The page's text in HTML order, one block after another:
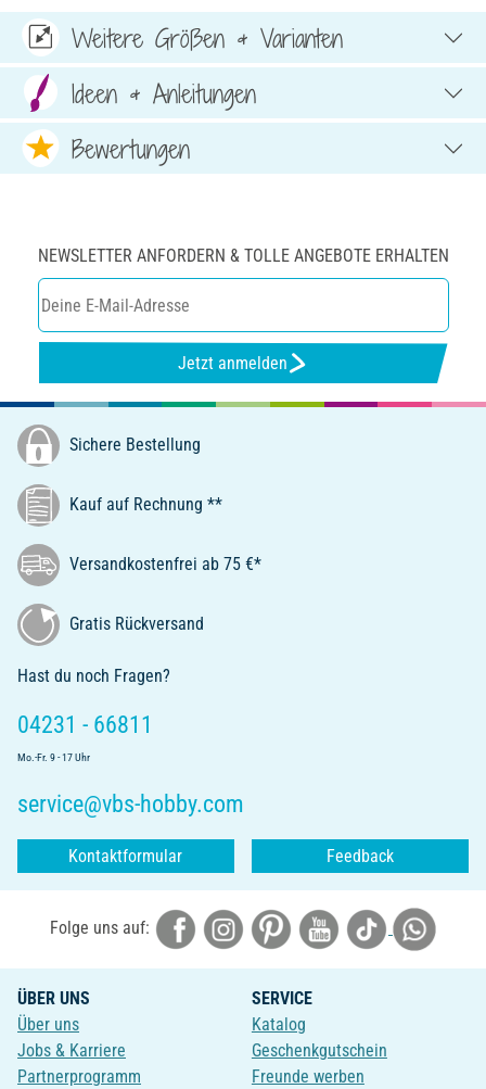
Weitere Größen & Varianten
Ideen & Anleitungen
Bewertungen
NEWSLETTER ANFORDERN & TOLLE ANGEBOTE ERHALTEN
Jetzt anmelden
Sichere Bestellung
Kauf auf Rechnung **
Versandkostenfrei ab 75 €*
Gratis Rückversand
Hast du noch Fragen?
04231 - 66811
Mo.-Fr. 9 - 17 Uhr
service@vbs-hobby.com
Kontaktformular Feedback
Folge uns auf:
ÜBER UNS
Über uns
Jobs & Karriere
Partnerprogramm
SERVICE
Katalog
Geschenkgutschein
Freunde werben